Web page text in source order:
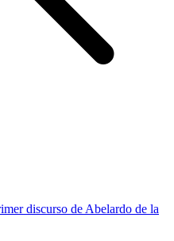
discurso de Abelardo de la